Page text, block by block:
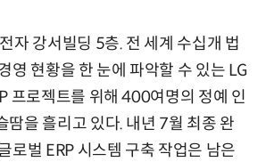
자 강서빌딩 5층. 전 세계 수십개 법
영 현황을 한 눈에 파악할 수 있는 LG
프로젝트를 위해 400여명의 정예 인
땀을 흘리고 있다. 내년 7월 최종 완
로벌 ERP 시스템 구축 작업은 남은